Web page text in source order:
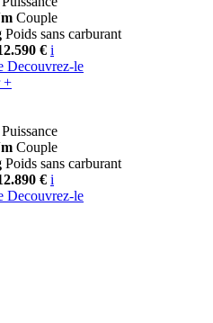
Couple
Poids sans carburant
€ i
Decouvrez-le
+
Puissance
Couple
Poids sans carburant
€ i
Decouvrez-le